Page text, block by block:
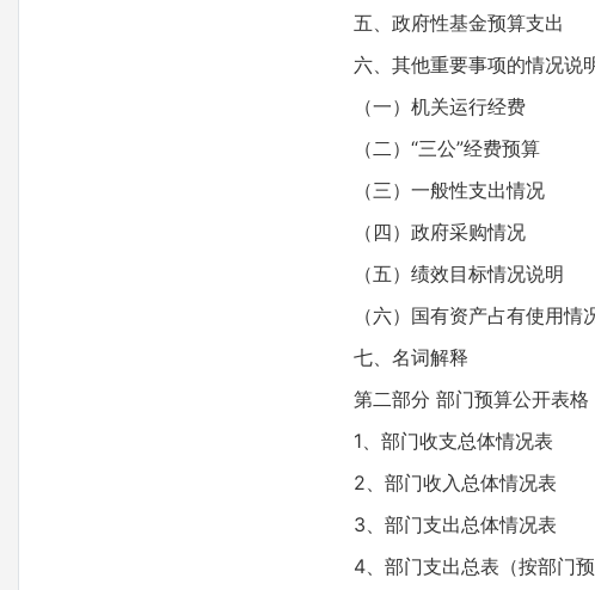
五、政府性基金预算支出
六、其他重要事项的情况说
（一）机关运行经费
（二）“三公”经费预算
（三）一般性支出情况
（四）政府采购情况
（五）绩效目标情况说明
（六）国有资产占有使用
七、名词解释
第二部分 部门预算公开表格
1、部门收支总体情况表
2、部门收入总体情况表
3、部门支出总体情况表
4、部门支出总表（按部门预